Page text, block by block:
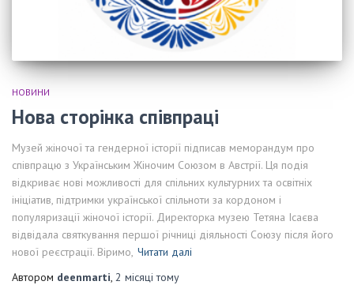
НОВИНИ
Нова сторінка співпраці
Музей жіночої та гендерної історії підписав меморандум про
співпрацю з Українським Жіночим Союзом в Австрії. Ця подія
відкриває нові можливості для спільних культурних та освітніх
ініціатив, підтримки української спільноти за кордоном і
популяризації жіночої історії. Директорка музею Тетяна Ісаєва
відвідала святкування першої річниці діяльності Союзу після його
нової реєстрації. Віримо, Читати далі
Автором deenmarti, 2 місяці тому